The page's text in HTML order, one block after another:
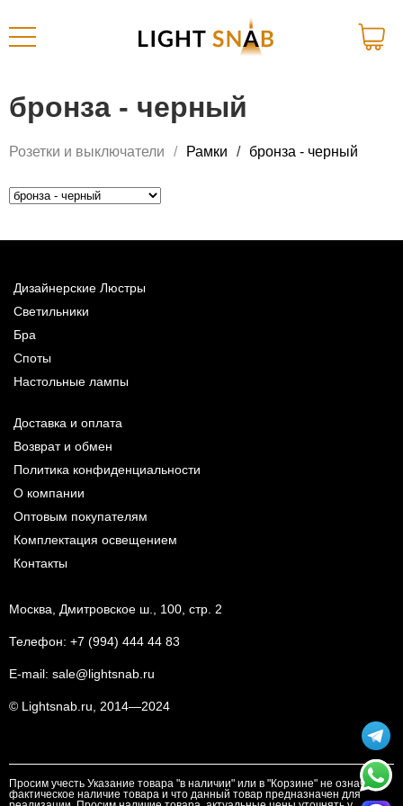
бронза - черный
Розетки и выключатели Рамки бронза - черный
Дизайнерские Люстры
Светильники
Бра
Споты
Настольные лампы
Доставка и оплата
Возврат и обмен
Политика конфиденциальности
О компании
Оптовым покупателям
Комплектация освещением
Контакты
Москва, Дмитровское ш., 100, стр. 2
Телефон: +7 (994) 444 44 83
E-mail: sale@lightsnab.ru
© Lightsnab.ru, 2014—2024
Просим учесть Указание товара "в наличии" или в "Корзине" не означает
фактическое наличие товара и что данный товар предназначен для